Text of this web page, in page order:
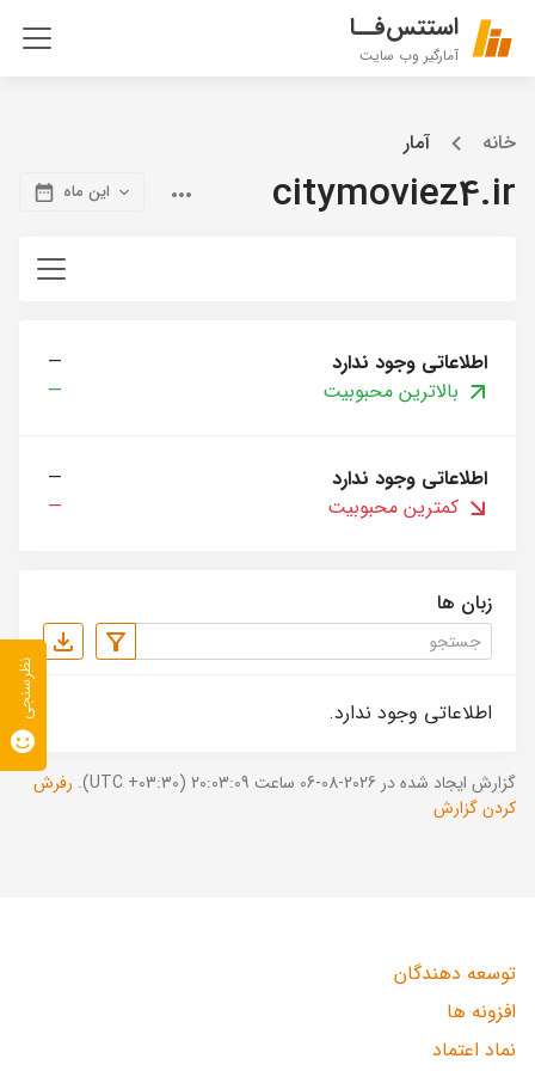
استتس‌فــا
آمارگیر وب سایت
خانه آمار
citymoviez4.ir این ماه
اطلاعاتی وجود ندارد
—
بالاترین محبوبیت
—
اطلاعاتی وجود ندارد
—
کمترین محبوبیت
—
زبان ها
اطلاعاتی وجود ندارد.
گزارش ایجاد شده در 2026-08-06 ساعت 20:03:09 (UTC +03:30).
رفرش
کردن گزارش
توسعه دهندگان
افزونه ها
نماد اعتماد
نظرسنجی